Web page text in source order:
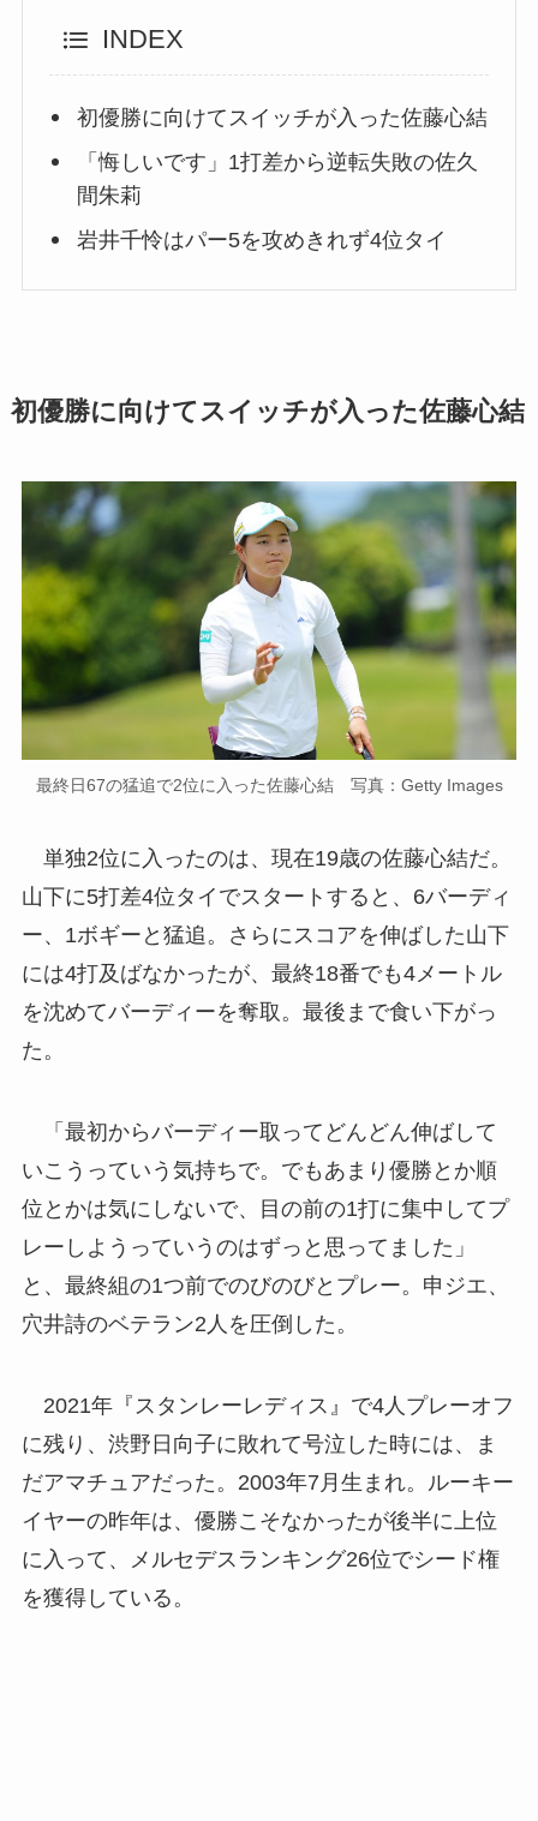
INDEX
初優勝に向けてスイッチが入った佐藤心結
「悔しいです」1打差から逆転失敗の佐久
間朱莉
岩井千怜はパー5を攻めきれず4位タイ
初優勝に向けてスイッチが入った佐藤心結
最終日67の猛追で2位に入った佐藤心結 写真：Getty Images
単独2位に入ったのは、現在19歳の佐藤心結だ。
山下に5打差4位タイでスタートすると、6バーディ
ー、1ボギーと猛追。さらにスコアを伸ばした山下
には4打及ばなかったが、最終18番でも4メートル
を沈めてバーディーを奪取。最後まで食い下がっ
た。
「最初からバーディー取ってどんどん伸ばして
いこうっていう気持ちで。でもあまり優勝とか順
位とかは気にしないで、目の前の1打に集中してプ
レーしようっていうのはずっと思ってました」
と、最終組の1つ前でのびのびとプレー。申ジエ、
穴井詩のベテラン2人を圧倒した。
2021年『スタンレーレディス』で4人プレーオフ
に残り、渋野日向子に敗れて号泣した時には、ま
だアマチュアだった。2003年7月生まれ。ルーキー
イヤーの昨年は、優勝こそなかったが後半に上位
に入って、メルセデスランキング26位でシード権
を獲得している。